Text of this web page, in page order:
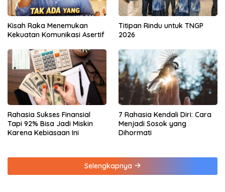
Kisah Raka Menemukan
Kekuatan Komunikasi Asertif
Titipan Rindu untuk TNGP
2026
Rahasia Sukses Finansial
Tapi 92% Bisa Jadi Miskin
Karena Kebiasaan Ini
7 Rahasia Kendali Diri: Cara
Menjadi Sosok yang
Dihormati
Selengkapnya